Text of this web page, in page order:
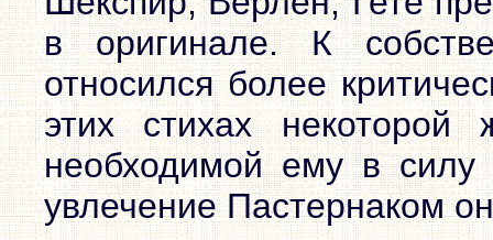
в оригинале. К
относился более
этих стихах некоторой
необходимой ему в силу
увлечение Пастернаком